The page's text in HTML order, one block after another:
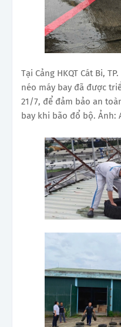
Tại Cảng HKQT Cát Bi,
néo máy bay đã được
21/7, để đảm bảo an
bay khi bão đổ bộ. Ảnh: